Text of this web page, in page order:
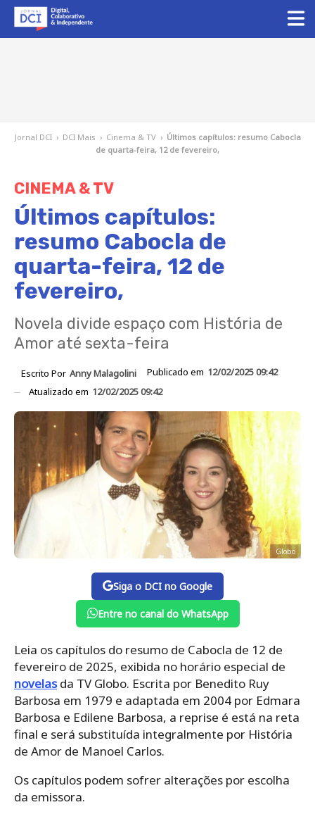
Jornal DCI › DCI Mais › Cinema & TV › Últimos capítulos: resumo Cabocla
de quarta-feira, 12 de fevereiro,
CINEMA & TV
Últimos capítulos:
resumo Cabocla de
quarta-feira, 12 de
fevereiro,
Novela divide espaço com História de
Amor até sexta-feira
Escrito Por Anny Malagolini Publicado em 12/02/2025 09:42
Atualizado em 12/02/2025 09:42
Globo
Siga o DCI no Google
Entre no canal do WhatsApp
Leia os capítulos do resumo de Cabocla de 12 de
fevereiro de 2025, exibida no horário especial de
novelasda TV Globo. Escrita por Benedito Ruy
Barbosa em 1979 e adaptada em 2004 por Edmara
Barbosa e Edilene Barbosa, a reprise é está na reta
final e será substituída integralmente por História
de Amor de Manoel Carlos.
Os capítulos podem sofrer alterações por escolha
da emissora.